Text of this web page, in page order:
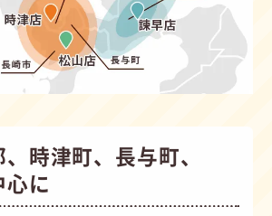
時津町、長与町、
に